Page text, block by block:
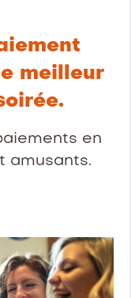
meilleur
en
amusants.